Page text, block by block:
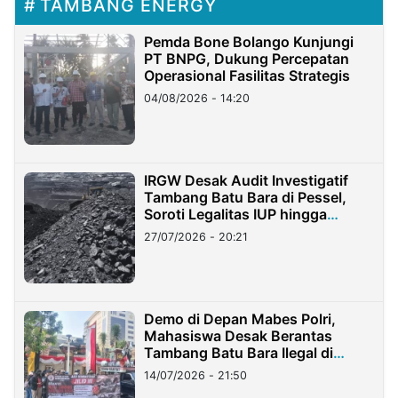
TAMBANG ENERGY
Pemda Bone Bolango Kunjungi
PT BNPG, Dukung Percepatan
Operasional Fasilitas Strategis
04/08/2026 - 14:20
IRGW Desak Audit Investigatif
Tambang Batu Bara di Pessel,
Soroti Legalitas IUP hingga
Stockpile
27/07/2026 - 20:21
Demo di Depan Mabes Polri,
Mahasiswa Desak Berantas
Tambang Batu Bara Ilegal di
Lampung
14/07/2026 - 21:50